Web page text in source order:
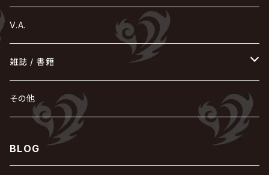
彩冷える -ayabie-
アリス九號. / ALICE NINE. / A9
168 / 葵-168-
GOTCHAROCKA
KIRITO / キリト
己龍
GREN / グレン
黒夢
XANVALA
Sick²
ジグソウ
シド
JAKIGAN MEISTER
SCAPEGOAT
SPLENDID GOD GIRAFFE
SLAPSLY / CHIYU
DADAROMA
逹瑯
DAVID / SUI / 縁
DALLE
DARRELL
DIR EN GREY
DEXCORE
Tourbillon
NEVERLAND
NoGoD
NOCTURNAL BLOODLUST
花見桜こうき
薔薇の宮殿
BAROQUE
hide with Spread Beaver / hide
HIDE-ZOU
Fatüm
BabyKingdom
THE BEETHOVEN
ほ
POIDOL
HOLLOWGRAM
MUSCLE ATTACK
マツタケワークス
ミスイ
MIYAVI
MUCC / ムック
め
メトロノーム
MERRY / メリー
も
THE MORTAL
最上川司
YUKIYA / 藤田幸也
ユナイト
よ
rice
Rides In ReVellion
Luv PARADE
り
Leetspeak monsters
Ricky
LEZARD
る
Ruiza
LUNA SEA
れ
0.1gの誤算
the Raid.
Royz
わ
wyse
我が為
V.A.
雑誌 / 書籍
hévn
ROCK AND READ
その他
BLOG